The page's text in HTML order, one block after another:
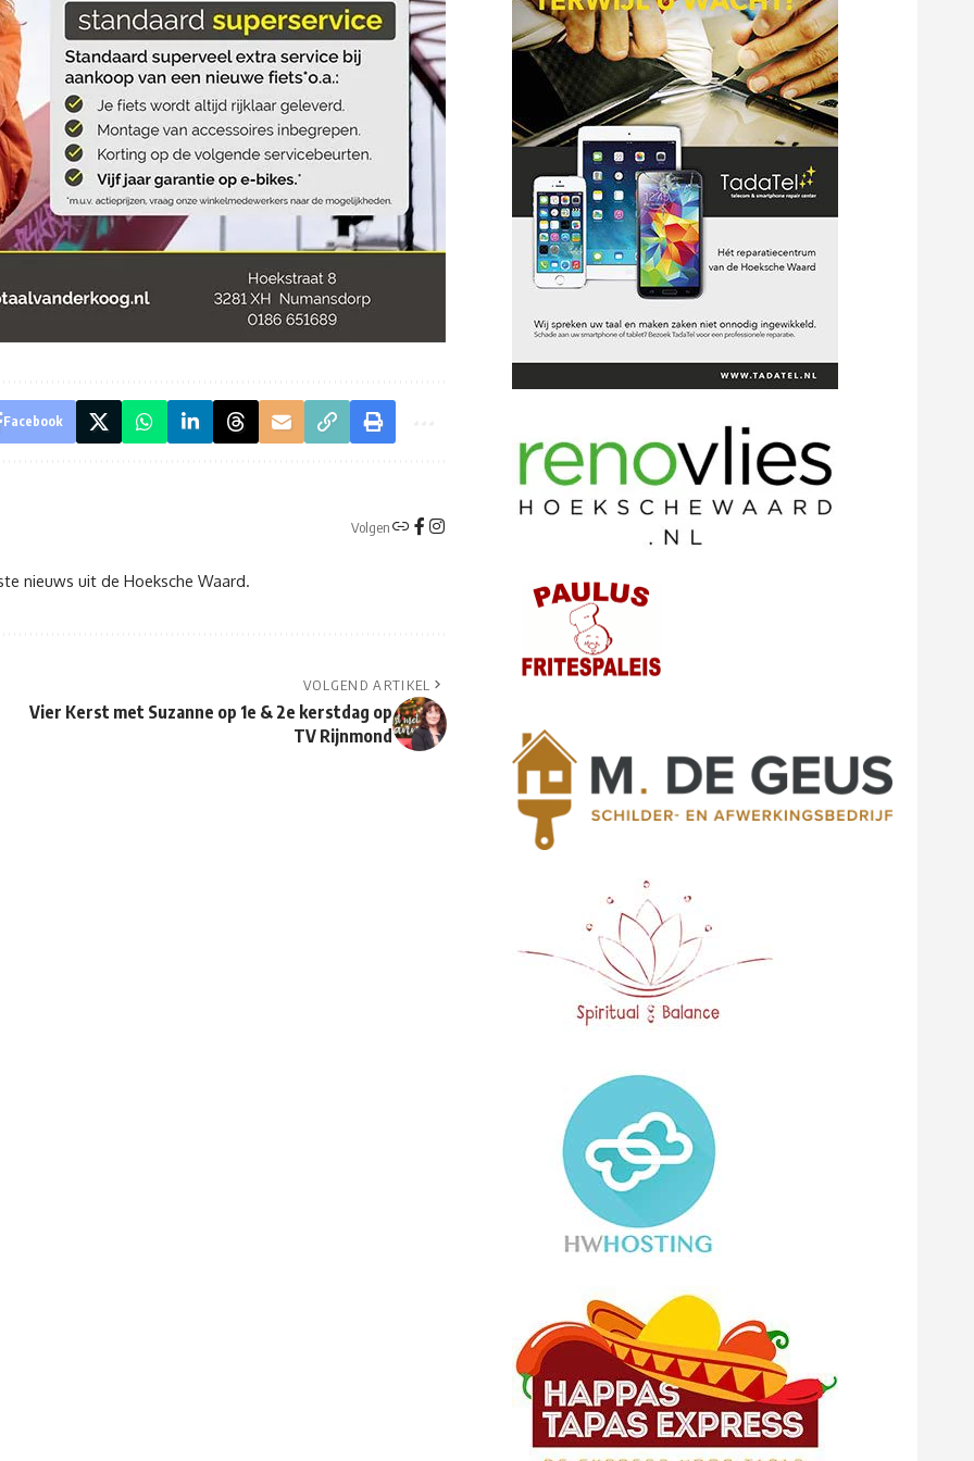
Facebook
Volgen
nieuws uit de Hoeksche Waard.
VOLGEND ARTIKEL
Vier Kerst met Suzanne op 1e & 2e kerstdag op
TV Rijnmond